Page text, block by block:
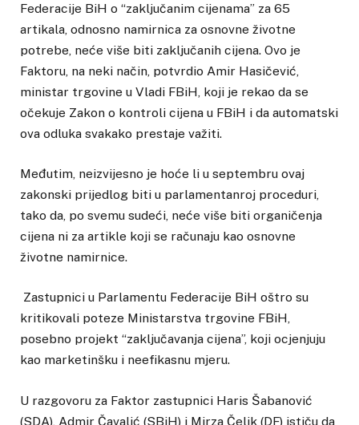
Federacije BiH o “zaključanim cijenama” za 65
artikala, odnosno namirnica za osnovne životne
potrebe, neće više biti zaključanih cijena. Ovo je
Faktoru, na neki način, potvrdio Amir Hasičević,
ministar trgovine u Vladi FBiH, koji je rekao da se
očekuje Zakon o kontroli cijena u FBiH i da automatski
ova odluka svakako prestaje važiti.
Međutim, neizvijesno je hoće li u septembru ovaj
zakonski prijedlog biti u parlamentanroj proceduri,
tako da, po svemu sudeći, neće više biti organičenja
cijena ni za artikle koji se računaju kao osnovne
životne namirnice.
Zastupnici u Parlamentu Federacije BiH oštro su
kritikovali poteze Ministarstva trgovine FBiH,
posebno projekt “zaključavanja cijena”, koji ocjenjuju
kao marketinšku i neefikasnu mjeru.
U razgovoru za Faktor zastupnici Haris Šabanović
(SDA), Admir Čavalić (SBiH) i Mirza Čelik (DF) ističu da